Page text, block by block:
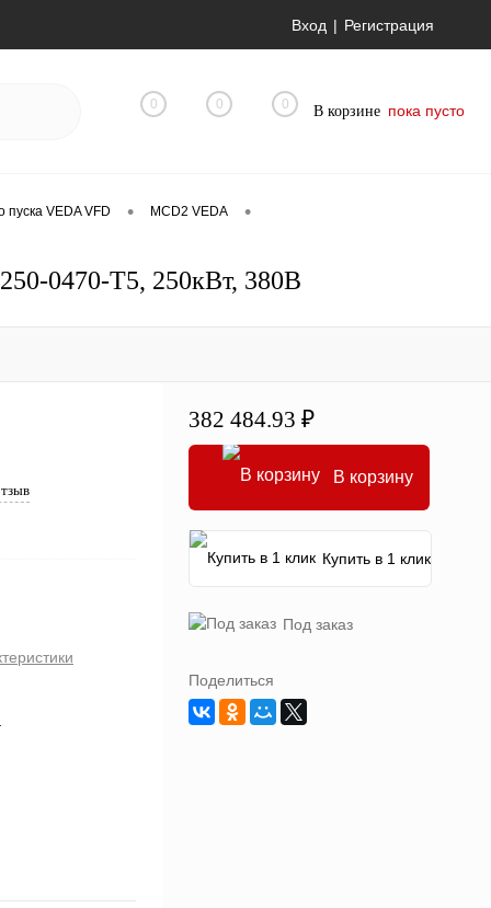
Вход Регистрация
0 0 0 В корзине пока пусто
пуска VEDA VFD • MCD2 VEDA •
0470-T5, 250кВт, 380В
382 484.93 ₽
В корзину
Купить в 1 клик
Под заказ
Поделиться